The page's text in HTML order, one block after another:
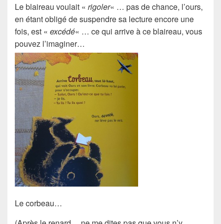
Leblaireau voulait « rigoler« … pas de chance, l’ours,
en étant obligé de suspendre sa lecture encore une
fois, est « excédé« … ce qui arrive à ce blaireau, vous
pouvez l’imaginer…
Lecorbeau…